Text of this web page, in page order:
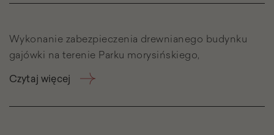
Wykonanie zabezpieczenia drewnianego budynku
gajówki na terenie Parku morysińskiego,
Czytaj więcej